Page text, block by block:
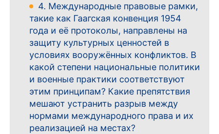
4. Международные правовые рамки,
такие как Гаагская конвенция 1954
года и её протоколы, направлены на
защиту культурных ценностей в
условиях вооружённых конфликтов. В
какой степени национальные политики
и военные практики соответствуют
этим принципам? Какие препятствия
мешают устранить разрыв между
нормами международного права и их
реализацией на местах?